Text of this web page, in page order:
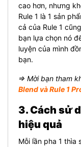
cao hơn, nhưng
Rule 1 là 1 sản
cả của Rule 1
bạn lựa chọn nó
luyện của mình
bạn.
⇒ Mời bạn tham
Blend và Rule 1
3. Cách sử
hiệu quả
Mỗi lần pha 1 thìa